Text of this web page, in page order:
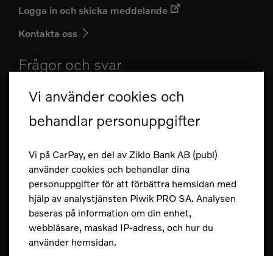
Logga in och skicka meddelande
Kontakta oss
Frågor och svar
Kan jag anmäla e-faktura i CarPay?
Vilka betalningsvillkor har jag?
Hur gör jag en insättning till mitt kort?
Fler frågor och svar
Säkerhet
Spärra ditt kort dygnet runt.
Vi använder cookies och
behandlar personuppgifter
Vi på CarPay, en del av Ziklo Bank AB (publ)
använder cookies och behandlar dina
personuppgifter för att förbättra hemsidan med
hjälp av analystjänsten Piwik PRO SA. Analysen
baseras på information om din enhet,
webbläsare, maskad IP-adress, och hur du
använder hemsidan.